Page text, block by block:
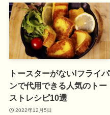
トースターがない!フライパ
ンで代用できる人気のトー
ストレシピ10選
2022年12月5日